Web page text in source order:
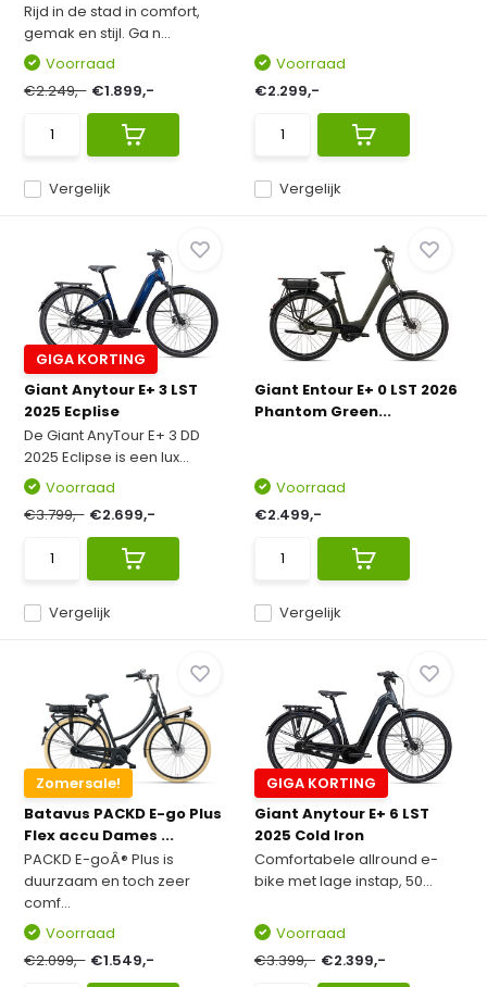
Rijd in de stad in comfort,
gemak en stijl. Ga n...
Vergelijk
Voorraad
€2.249,- €1.899,-
Vergelijk
Voorraad
€2.299,-
GIGA KORTING
Giant Anytour E+ 3 LST
2025 Ecplise
De Giant AnyTour E+ 3 DD
2025 Eclipse is een lux...
Vergelijk
Voorraad
€3.799,- €2.699,-
Giant Entour E+ 0 LST 2026
Phantom Green...
Vergelijk
Voorraad
€2.499,-
Zomersale!
Batavus PACKD E-go Plus
Flex accu Dames ...
PACKD E-goÂ® Plus is
duurzaam en toch zeer
comf...
Voorraad
€2.099,- €1.549,-
GIGA KORTING
Giant Anytour E+ 6 LST
2025 Cold Iron
Comfortabele allround e-
bike met lage instap, 50...
Voorraad
€3.399,- €2.399,-